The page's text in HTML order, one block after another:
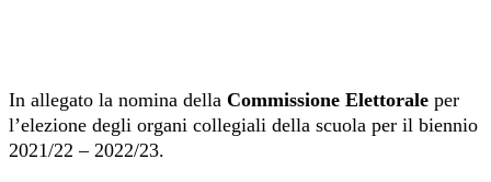
In allegato la nomina della Commissione Elettorale per
l’elezione degli organi collegiali della scuola per il biennio
2021/22 – 2022/23.